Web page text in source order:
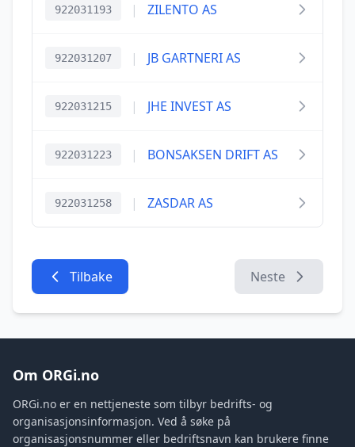
922031193 | ZILENTO AS
922031207 | JB GARTNERI AS
922031215 | JHE INVEST AS
922031223 | BONSAKSEN DRIFT AS
922031258 | ZASDAR AS
Tilbake Neste
Om ORGi.no
ORGi.no er en nettjeneste som tilbyr bedrifts- og
organisasjonsinformasjon. Ved å søke på
organisasjonsnummer eller bedriftsnavn kan brukere finne